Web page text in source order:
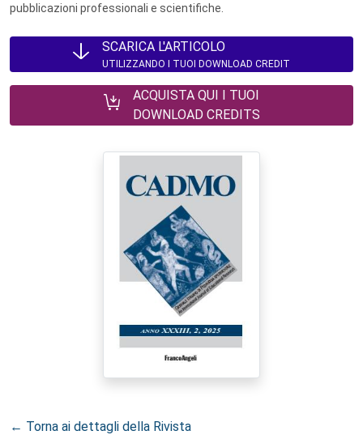
pubblicazioni professionali e scientifiche.
SCARICA L'ARTICOLO
UTILIZZANDO I TUOI DOWNLOAD CREDIT
ACQUISTA QUI I TUOI
DOWNLOAD CREDITS
← Torna ai dettagli della Rivista